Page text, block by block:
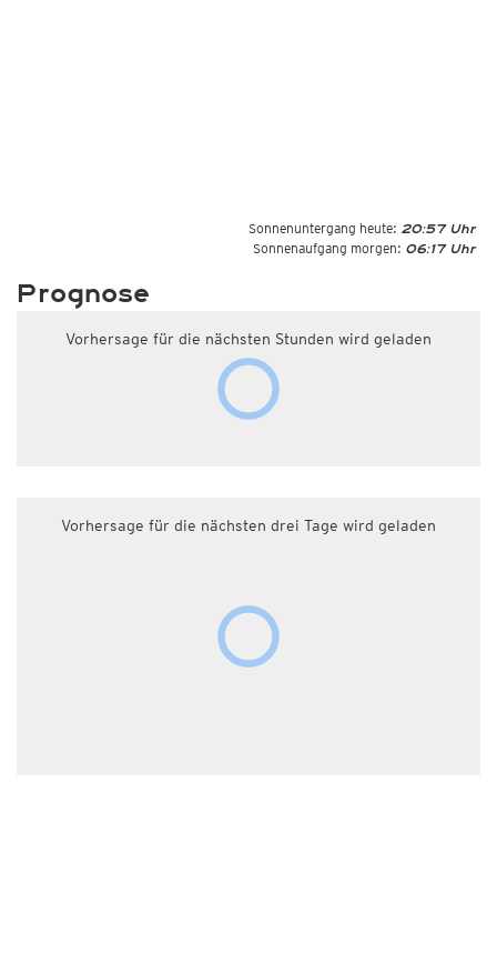
Sonnenuntergang heute: 20:57 Uhr
Sonnenaufgang morgen: 06:17 Uhr
Prognose
Vorhersage für die nächsten Stunden wird geladen
Vorhersage für die nächsten drei Tage wird geladen